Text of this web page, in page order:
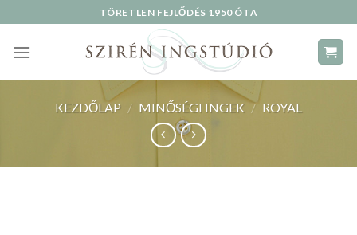
to
content
TÖRETLEN FEJLŐDÉS 1950 ÓTA
KEZDŐLAP / MINŐSÉGI INGEK / ROYAL